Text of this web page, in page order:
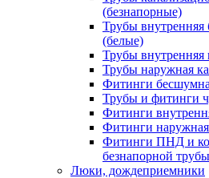
(безнапорные)
Трубы внутренняя
(белые)
Трубы внутренняя
Трубы наружная
Фитинги
Трубы и фитинги
Фитинги
Фитинги наружная
Фитинги ПНД и
безнапорной трубы
Люки, дождеприемники